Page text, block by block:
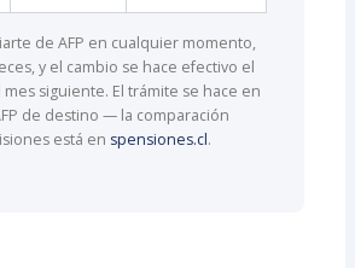
de AFP en cualquier momento,
y el cambio se hace efectivo el
siguiente. El trámite se hace en
de destino — la comparación
está en spensiones.cl.